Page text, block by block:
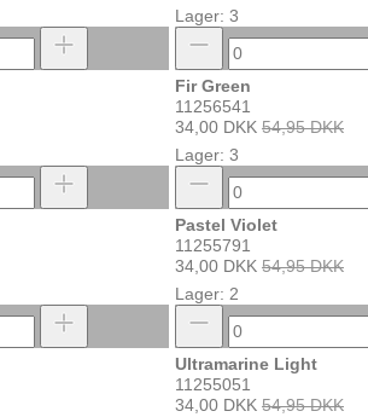
Lager: 3
Fir Green
11256541
34,00 DKK 54,95 DKK
Lager: 3
Pastel Violet
11255791
34,00 DKK 54,95 DKK
Lager: 2
Ultramarine Light
11255051
34,00 DKK 54,95 DKK